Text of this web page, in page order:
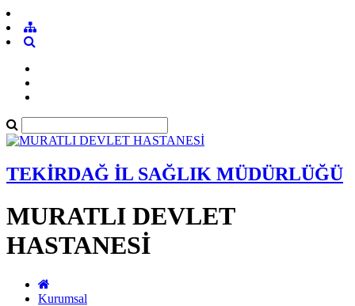
TEKİRDAĞ İL SAĞLIK MÜDÜRLÜĞÜ
MURATLI DEVLET
HASTANESİ
Kurumsal